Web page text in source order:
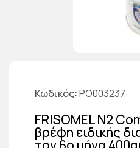
Κωδικός PO003237
FRISOMEL N2
βρέφη ειδικής